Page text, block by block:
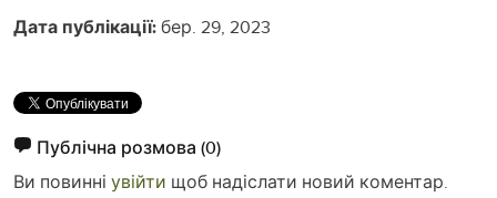
Дата публікації:бер. 29, 2023
Публічна розмова (0)
Ви повинні увійти щоб надіслати новий коментар.